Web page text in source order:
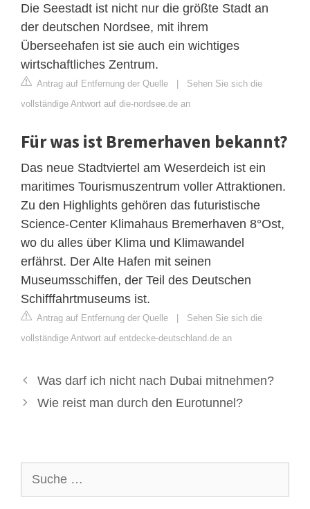
Die Seestadt ist nicht nur die größte Stadt an
der deutschen Nordsee, mit ihrem
Überseehafen ist sie auch ein wichtiges
wirtschaftliches Zentrum.
Antrag auf Entfernung der Quelle | Sehen Sie sich die
vollständige Antwort auf die-nordsee.de an
Für was ist Bremerhaven bekannt?
Das neue Stadtviertel am Weserdeich ist ein
maritimes Tourismuszentrum voller Attraktionen.
Zu den Highlights gehören das futuristische
Science-Center Klimahaus Bremerhaven 8°Ost,
wo du alles über Klima und Klimawandel
erfährst. Der Alte Hafen mit seinen
Museumsschiffen, der Teil des Deutschen
Schifffahrtmuseums ist.
Antrag auf Entfernung der Quelle | Sehen Sie sich die
vollständige Antwort auf entdecke-deutschland.de an
Was darf ich nicht nach Dubai mitnehmen?
Wie reist man durch den Eurotunnel?
nach: